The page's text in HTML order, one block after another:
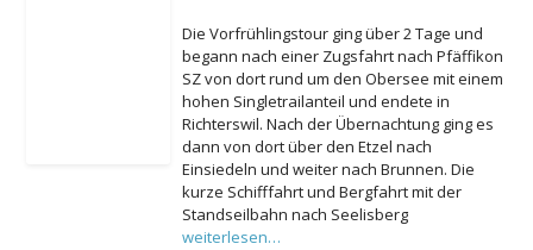
Die Vorfrühlingstour ging über 2 Tage und
begann nach einer Zugsfahrt nach Pfäffikon
SZ von dort rund um den Obersee mit einem
hohen Singletrailanteil und endete in
Richterswil. Nach der Übernachtung ging es
dann von dort über den Etzel nach
Einsiedeln und weiter nach Brunnen. Die
kurze Schifffahrt und Bergfahrt mit der
Standseilbahn nach Seelisberg
weiterlesen…